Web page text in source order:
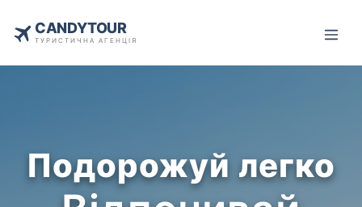
CANDYTOUR
ТУРИСТИЧНА АГЕНЦІЯ
Подорожуй легко